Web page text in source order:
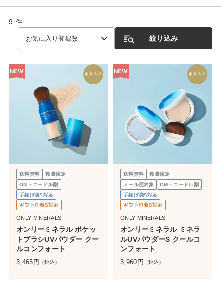
9 件
お気に入り登録数 絞り込み
NEW オススメ
送料無料
数量限定
OM・ニードル割
手提げ袋S対応
ギフト巾着S対応
ONLY MINERALS
オンリーミネラル ポケッ
トブラシUVパウダー クー
ルコンフォート
3,465 円 （税込）
NEW オススメ
送料無料
数量限定
メール便対象
OM・ニードル割
手提げ袋S対応
ギフト巾着S対応
ONLY MINERALS
オンリーミネラル ミネラ
ルUVパウダーS クールコ
ンフォート
3,960 円 （税込）